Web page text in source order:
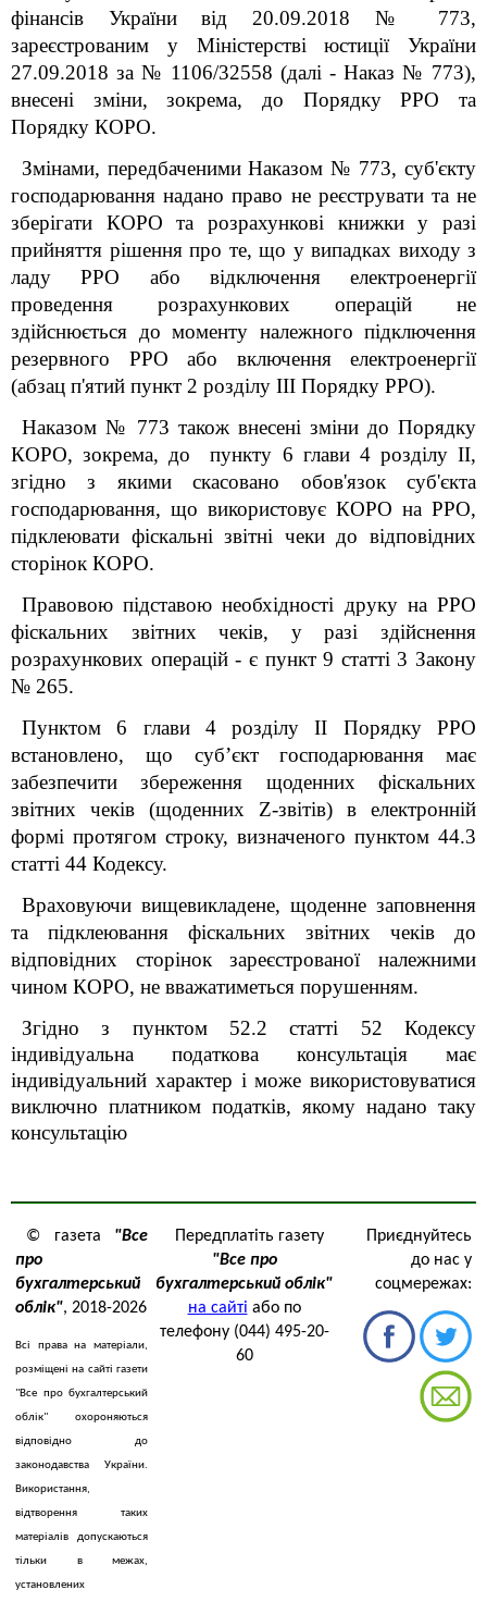
фінансів України від 20.09.2018 № 773,
зареєстрованим у Міністерстві юстиції України
27.09.2018 за № 1106/32558 (далі - Наказ № 773),
внесені зміни, зокрема, до Порядку РРО та
Порядку КОРО.
Змінами, передбаченими Наказом № 773, суб'єкту
господарювання надано право не реєструвати та не
зберігати КОРО та розрахункові книжки у разі
прийняття рішення про те, що у випадках виходу з
ладу РРО або відключення електроенергії
проведення розрахункових операцій не
здійснюється до моменту належного підключення
резервного РРО або включення електроенергії
(абзац п'ятий пункт 2 розділу III Порядку РРО).
Наказом № 773 також внесені зміни до Порядку
КОРО, зокрема, до пункту 6 глави 4 розділу II,
згідно з якими скасовано обов'язок суб'єкта
господарювання, що використовує КОРО на РРО,
підклеювати фіскальні звітні чеки до відповідних
сторінок КОРО.
Правовою підставою необхідності друку на РРО
фіскальних звітних чеків, у разі здійснення
розрахункових операцій - є пункт 9 статті 3 Закону
№ 265.
Пунктом 6 глави 4 розділу ІІ Порядку РРО
встановлено, що суб’єкт господарювання має
забезпечити збереження щоденних фіскальних
звітних чеків (щоденних Z-звітів) в електронній
формі протягом строку, визначеного пунктом 44.3
статті 44 Кодексу.
Враховуючи вищевикладене, щоденне заповнення
та підклеювання фіскальних звітних чеків до
відповідних сторінок зареєстрованої належними
чином КОРО, не вважатиметься порушенням.
Згідно з пунктом 52.2 статті 52 Кодексу
індивідуальна податкова консультація має
індивідуальний характер і може використовуватися
виключно платником податків, якому надано таку
консультацію
© газета "Все
про
бухгалтерський
облік", 2018-2026
Всі права на матеріали,
розміщені на сайті газети
"Все про бухгалтерський
облік" охороняються
відповідно до
законодавства України.
Використання,
відтворення таких
матеріалів допускаються
тільки в межах,
установлених
Передплатіть газету
"Все про
бухгалтерський облік"
на сайті або по
телефону (044) 495-20-
60
Приєднуйтесь
до нас у
соцмережах: